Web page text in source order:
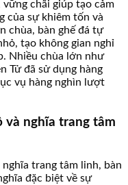
chãi giúp tạo cảm
của sự khiêm tốn và
chùa, bàn ghế đá tự
tạo không gian nghỉ
Nhiều chùa lớn như
Tử đã sử dụng hàng
vụ hàng nghìn lượt
và nghĩa trang tâm
trang tâm linh, bàn
đặc biệt về sự